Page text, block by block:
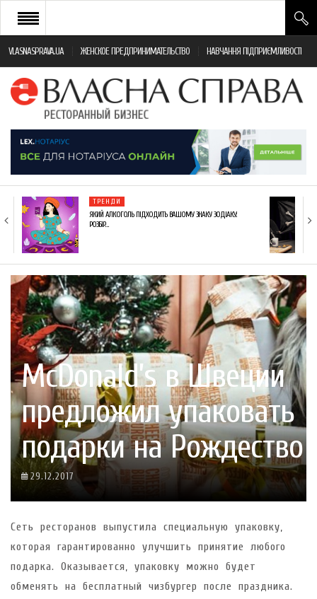
VLASNASPRAVA.UA ЖЕНСКОЕ ПРЕДПРИНИМАТЕЛЬСТВО НАВЧАННЯ ПІДПРИЄМЛИВОСТІ
НОВИНИ РЕСТОРАННОГО БІЗНЕСУ
ЯК ВІДКРИТИ ТА УСПІШНО КЕРУВАТИ
МОНІТОРИНГ ЗАКОНОДАВСТВА
ФРАНЧАЙЗИНГ
КНИГИ
ТРЕНДИ
ЯКИЙ АЛКОГОЛЬ ПІДХОДИТЬ ВАШОМУ ЗНАКУ ЗОДІАКУ:
РОЗБІР…
McDonald’s в Швеции
предложил упаковать
подарки на Рождество
29.12.2017
Сеть ресторанов выпустила специальную упаковку,
которая гарантированно улучшить принятие любого
подарка. Оказывается, упаковку можно будет
обменять на бесплатный чизбургер после праздника.